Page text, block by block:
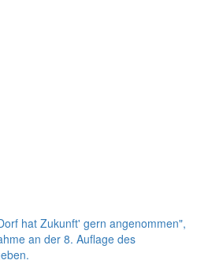
hat Zukunft' gern angenommen",
an der 8. Auflage des